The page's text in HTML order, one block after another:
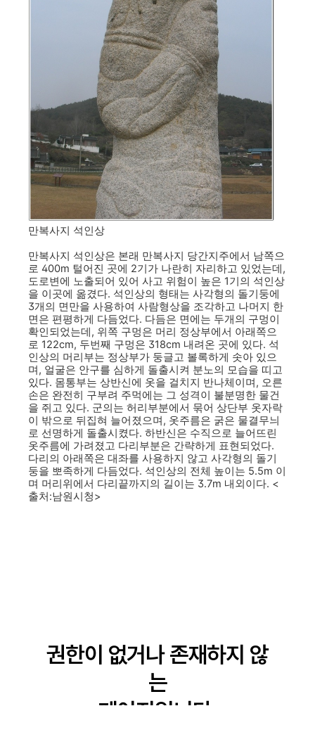
만복사지 석인상
만복사지 석인상은 본래 만복사지 당간지주에서 남쪽으
로 400m 털어진 곳에 2기가 나란히 자리하고 있었는데,
도로변에 노출되어 있어 사고 위험이 높은 1기의 석인상
을 이곳에 옮겼다. 석인상의 형태는 사각형의 돌기둥에
3개의 면만을 사용하여 사람형상을 조각하고 나머지 한
면은 편평하게 다듬었다. 다듬은 면에는 두개의 구멍이
확인되었는데, 위쪽 구멍은 머리 정상부에서 아래쪽으
로 122cm, 두번째 구멍은 318cm 내려온 곳에 있다. 석
인상의 머리부는 정상부가 둥글고 볼록하게 솟아 있으
며, 얼굴은 안구를 심하게 돌출시켜 분노의 모습을 띠고
있다. 몸통부는 상반신에 옷을 걸치지 반나체이며, 오른
손은 완전히 구부려 주먹에는 그 성격이 불분명한 물건
을 쥐고 있다. 군의는 허리부분에서 묶어 상단부 옷자락
이 밖으로 뒤집혀 늘어졌으며, 옷주름은 굵은 물결무늬
로 선명하게 돌출시켰다. 하반신은 수직으로 늘어뜨린
옷주름에 가려졌고 다리부분은 간략하게 표현되었다.
다리의 아래쪽은 대좌를 사용하지 않고 사각형의 돌기
둥을 뽀족하게 다듬었다. 석인상의 전체 높이는 5.5m 이
며 머리위에서 다리끝까지의 길이는 3.7m 내외이다. <
출처:남원시청>